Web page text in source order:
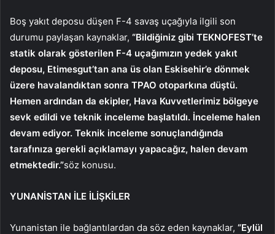
Boş yakıt deposu düşen F-4 savaş uçağıyla ilgili son
durumu paylaşan kaynaklar, “Bildiğiniz gibi TEKNOFEST’te
statik olarak gösterilen F-4 uçağımızın yedek yakıt
deposu, Etimesgut’tan ana üs olan Eskisehir’e dönmek
üzere havalandıktan sonra TPAO otoparkına düştü.
Hemen ardından da ekipler, Hava Kuvvetlerimiz bölgeye
sevk edildi ve teknik inceleme başlatıldı. İnceleme halen
devam ediyor. Teknik inceleme sonuçlandığında
tarafınıza gerekli açıklamayı yapacağız, halen devam
etmektedir.”söz konusu.
YUNANİSTAN İLE İLİŞKİLER
Yunanistan ile bağlantılardan da söz eden kaynaklar, “Eylül